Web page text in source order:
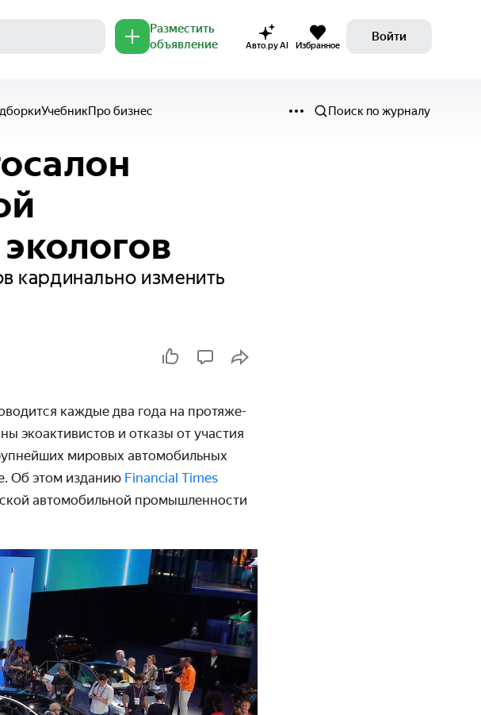
Разместить
объявление
Авто.ру AI Избранное
Войти
УчебникПро бизнес Поиск по журналу
кардинально изменить
каждые два года на про­тяже­
экоакти­вистов и отказы от участия
мировых автомо­бильных
Об этом изданию Financial Times
автомо­бильной промыш­лен­ности